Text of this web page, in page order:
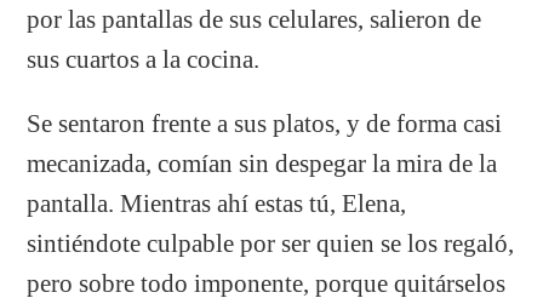
por las pantallas de sus celulares, salieron de
sus cuartos a la cocina.
Se sentaron frente a sus platos, y de forma casi
mecanizada, comían sin despegar la mira de la
pantalla. Mientras ahí estas tú, Elena,
sintiéndote culpable por ser quien se los regaló,
pero sobre todo imponente, porque quitárselos